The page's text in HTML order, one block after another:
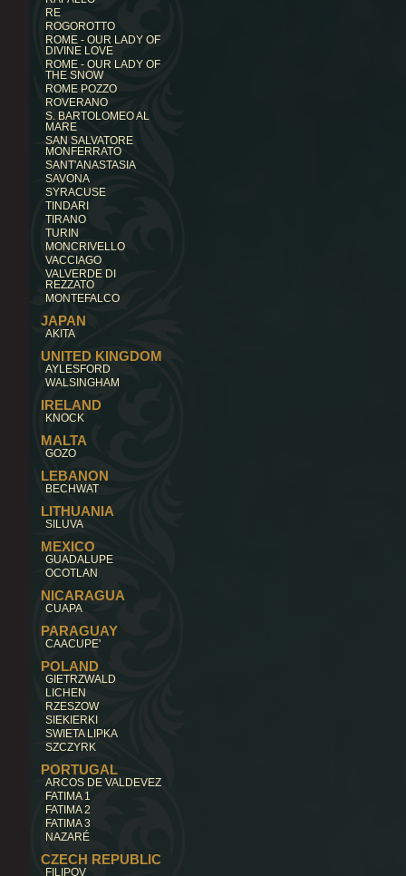
RE
ROGOROTTO
ROME - OUR LADY OF
DIVINE LOVE
ROME - OUR LADY OF
THE SNOW
ROME POZZO
ROVERANO
S. BARTOLOMEO AL
MARE
SAN SALVATORE
MONFERRATO
SANT'ANASTASIA
SAVONA
SYRACUSE
TINDARI
TIRANO
TURIN
MONCRIVELLO
VACCIAGO
VALVERDE DI
REZZATO
MONTEFALCO
JAPAN
AKITA
UNITED KINGDOM
AYLESFORD
WALSINGHAM
IRELAND
KNOCK
MALTA
GOZO
LEBANON
BECHWAT
LITHUANIA
SILUVA
MEXICO
GUADALUPE
OCOTLAN
NICARAGUA
CUAPA
PARAGUAY
CAACUPE'
POLAND
GIETRZWALD
LICHEN
RZESZOW
SIEKIERKI
SWIETA LIPKA
SZCZYRK
PORTUGAL
ARCOS DE VALDEVEZ
FATIMA 1
FATIMA 2
FATIMA 3
NAZARÉ
CZECH REPUBLIC
FILIPOV